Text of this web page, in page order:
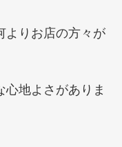
よりお店の方々が
地よさがありま